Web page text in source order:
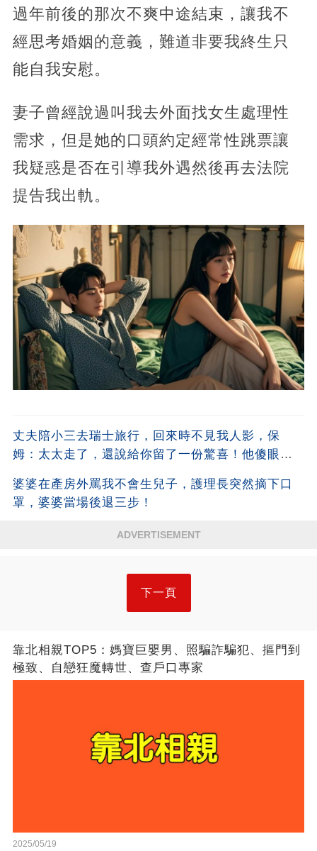
過年前後的那次不爽中途結束，讓我不
經思考婚姻的意義，難道非要我終生只
能自我安慰。
妻子曾經說過叫我去外面找女生處理性
需求，但是她的口頭約定經常性跳票讓
我疑惑是否在引導我外遇然後再去法院
提告我出軌。
丈夫陪小三去瑞士旅行，回來時不見我人影，保
姆：太太走了，還說給你留了一份驚喜！他傻眼
婆婆在產房外罵我不會生兒子，護理長突然摘下口
罩，婆婆當場後退三步！
ADVERTISEMENT
下一頁
靠北相親TOP5：媽寶巨嬰男、照騙詐騙犯、摳門到
極致、自戀狂魔轉世、查戶口專家
2025/05/19